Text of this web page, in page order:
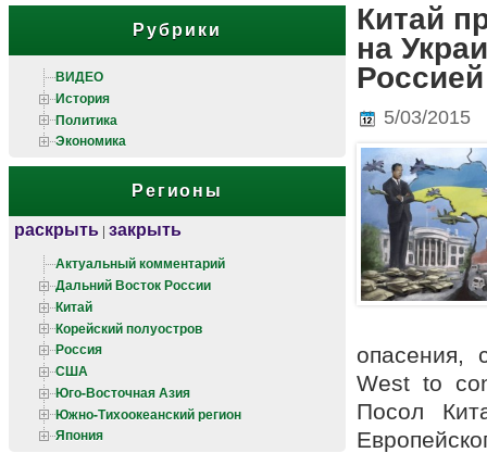
Рубрики
ВИДЕО
История
Политика
Экономика
Регионы
раскрыть | закрыть
Актуальный комментарий
Дальний Восток России
Китай
Корейский полуостров
Россия
США
Юго-Восточная Азия
Южно-Тихоокеанский регион
Япония
Китай
на
Россией
5/03/2015
опасения,
West to
Посол